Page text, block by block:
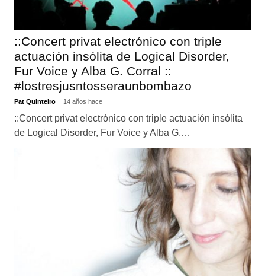
::Concert privat electrónico con triple
actuación insólita de Logical Disorder,
Fur Voice y Alba G. Corral ::
#lostresjusntosseraunbombazo
Pat Quinteiro 14 años hace
::Concert privat electrónico con triple actuación insólita
de Logical Disorder, Fur Voice y Alba G.…